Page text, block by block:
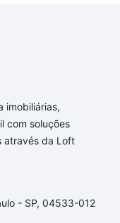
imobiliárias,
com soluções
através da Loft
- SP, 04533-012